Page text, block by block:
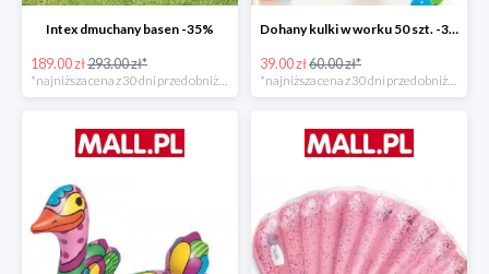
Intex dmuchany basen -35%
189.00 zł293.00 zł*
Dohany kulki w worku 50 szt. -35%
39.00 zł60.00 zł*